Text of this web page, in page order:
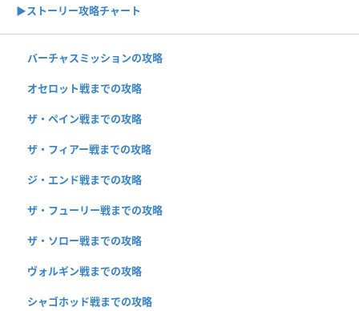
▶︎ストーリー攻略チャート
バーチャスミッションの攻略
オセロット戦までの攻略
ザ・ペイン戦までの攻略
ザ・フィアー戦までの攻略
ジ・エンド戦までの攻略
ザ・フューリー戦までの攻略
ザ・ソロー戦までの攻略
ヴォルギン戦までの攻略
シャゴホッド戦までの攻略